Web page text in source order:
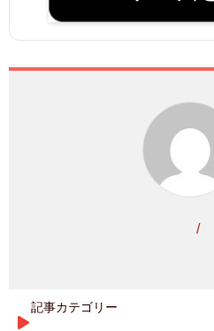
/
記事カテゴリー